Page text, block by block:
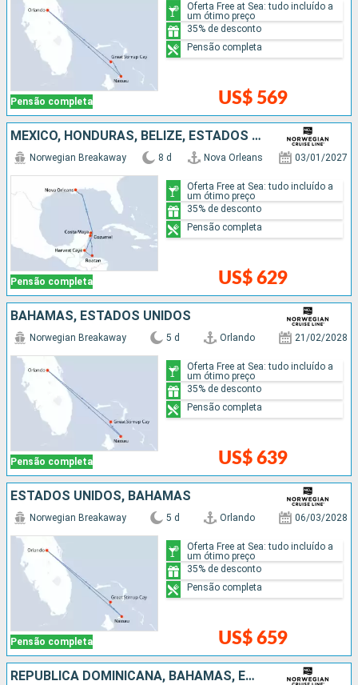
Pensão completa US$ 569
Oferta Free at Sea: tudo incluído a
um ótimo preço
35% de desconto
Pensão completa
MÉXICO, HONDURAS, BELIZE, ESTADOS UNIDOS
Pensão completa
Norwegian Breakaway 8 d Nova Orleans 03/01/2027
US$ 629
Oferta Free at Sea: tudo incluído a
um ótimo preço
35% de desconto
Pensão completa
BAHAMAS, ESTADOS UNIDOS
Pensão completa
Norwegian Breakaway 5 d Orlando 21/02/2028
US$ 639
Oferta Free at Sea: tudo incluído a
um ótimo preço
35% de desconto
Pensão completa
ESTADOS UNIDOS, BAHAMAS
Pensão completa
Norwegian Breakaway 5 d Orlando 06/03/2028
US$ 659
Oferta Free at Sea: tudo incluído a
um ótimo preço
35% de desconto
Pensão completa
REPUBLICA DOMINICANA, BAHAMAS, ESTADOS UNIDOS